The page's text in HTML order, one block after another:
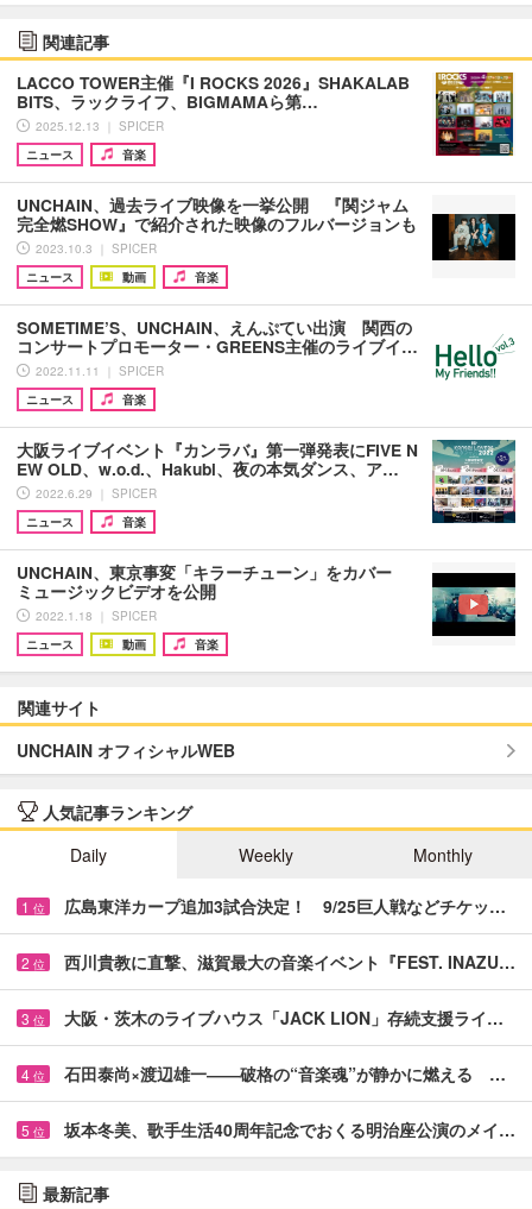
関連記事
LACCO TOWER主催『I ROCKS 2026』SHAKALAB
BITS、ラックライフ、BIGMAMAら第…
2025.12.13 ｜ SPICER
ニュース
音楽
UNCHAIN、過去ライブ映像を一挙公開 『関ジャム
完全燃SHOW』で紹介された映像のフルバージョンも
2023.10.3 ｜ SPICER
ニュース
動画 音楽
SOMETIME’S、UNCHAIN、えんぷてい出演 関西の
コンサートプロモーター・GREENS主催のライブイ…
2022.11.11 ｜ SPICER
ニュース
音楽
大阪ライブイベント『カンラバ』第一弾発表にFIVE N
EW OLD、w.o.d.、Hakubi、夜の本気ダンス、ア…
2022.6.29 ｜ SPICER
ニュース
音楽
UNCHAIN、東京事変「キラーチューン」をカバー
ミュージックビデオを公開
2022.1.18 ｜ SPICER
ニュース
動画 音楽
関連サイト
UNCHAIN オフィシャルWEB
人気記事ランキング
Daily
Weekly Monthly
1 位 広島東洋カープ追加3試合決定！ 9/25巨人戦などチケッ…
2 位 西川貴教に直撃、滋賀最大の音楽イベント『FEST. INAZU…
3 位 大阪・茨木のライブハウス「JACK LION」存続支援ライ…
4 位 石田泰尚×渡辺雄一――破格の“音楽魂”が静かに燃える …
5 位 坂本冬美、歌手生活40周年記念でおくる明治座公演のメイ…
最新記事